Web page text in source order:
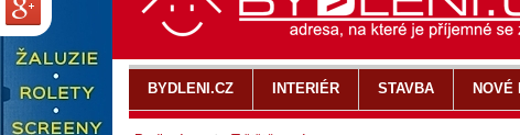
BYDLENI.CZ INTERIÉR STAVBA NOVÉ